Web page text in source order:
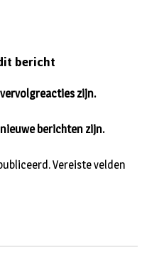
bericht
Vereiste velden
zijn.
berichten zijn.